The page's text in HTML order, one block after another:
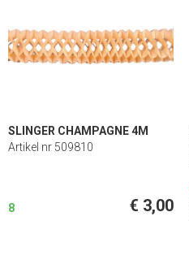
SLINGER CHAMPAGNE 4M
Artikel nr 509810
8 € 3,00